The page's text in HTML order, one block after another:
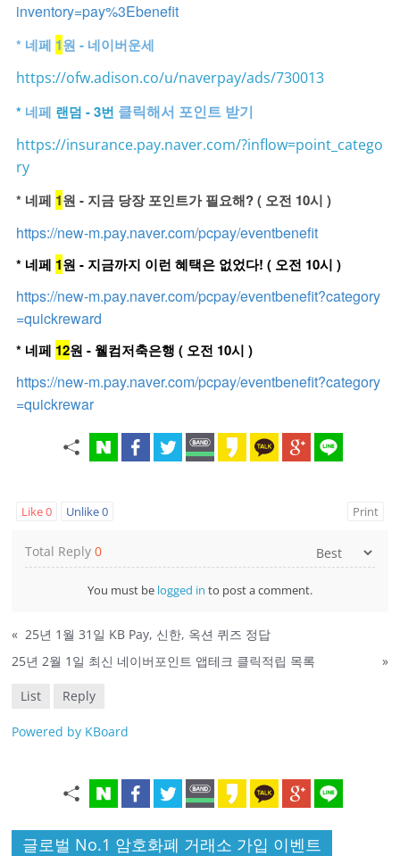
inventory=pay%3Ebenefit
* 네페 1원 - 네이버운세
https://ofw.adison.co/u/naverpay/ads/730013
* 네페 랜덤 - 3번 클릭해서 포인트 받기
https://insurance.pay.naver.com/?inflow=point_catego
ry
* 네페 1원 - 지금 당장 포인트가 필요해? ( 오전 10시 )
https://new-m.pay.naver.com/pcpay/eventbenefit
* 네페 1원 - 지금까지 이런 혜택은 없었다! ( 오전 10시 )
https://new-m.pay.naver.com/pcpay/eventbenefit?category
=quickreward
* 네페 12원 - 웰컴저축은행 ( 오전 10시 )
https://new-m.pay.naver.com/pcpay/eventbenefit?category
=quickrewar
Like0 Unlike0 Print
Total Reply0
You must be logged in to post a comment.
« 25년 1월 31일 KB Pay, 신한, 옥션 퀴즈 정답
25년 2월 1일 최신 네이버포인트 앱테크 클릭적립 목록
»
List Reply
Powered by KBoard
글로벌 No.1 암호화폐 거래소 가입 이벤트